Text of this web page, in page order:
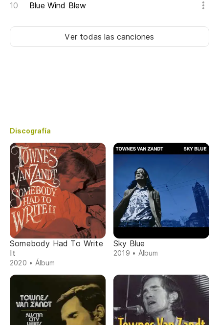
Blue Wind Blew
Ver todas las canciones
Discografía
Somebody Had To Write
It
2020 • Álbum
Sky Blue
2019 • Álbum